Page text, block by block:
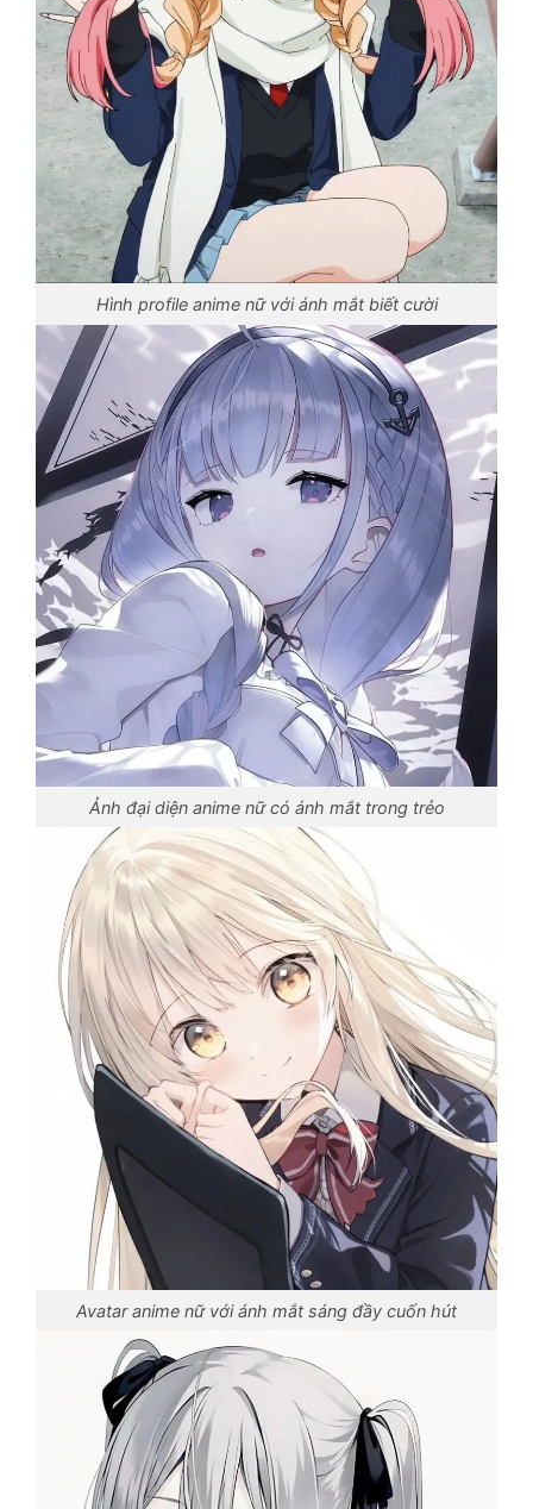
Hình profile anime nữ với ánh mắt biết cười
Ảnh đại diện anime nữ có ánh mắt trong trẻo
Avatar anime nữ với ánh mắt sáng đầy cuốn hút